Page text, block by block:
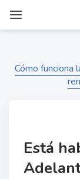
Cómo funciona
Está